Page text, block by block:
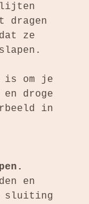
ze
is om je
en droge
in
en
sluiting